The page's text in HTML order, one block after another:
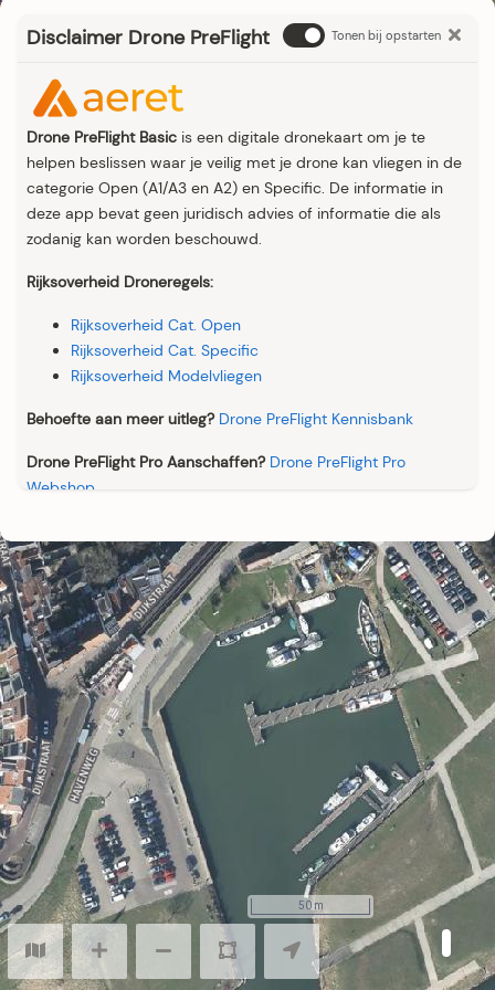
Disclaimer Drone PreFlight Tonen bij opstarten
Drone PreFlight Basic is een digitale dronekaart om je te
helpen beslissen waar je veilig met je drone kan vliegen in de
categorie Open (A1/A3 en A2) en Specific. De informatie in
deze app bevat geen juridisch advies of informatie die als
zodanig kan worden beschouwd.
Rijksoverheid Droneregels:
Rijksoverheid Cat. Open
Rijksoverheid Cat. Specific
Rijksoverheid Modelvliegen
Behoefte aan meer uitleg? Drone PreFlight Kennisbank
Drone PreFlight Pro Aanschaffen? Drone PreFlight Pro
Webshop
50 m